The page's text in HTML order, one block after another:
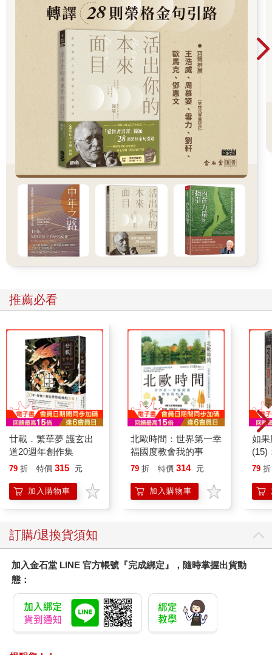
於這短短的一句話。同年，在卡達世界盃小組賽，韓國國家代表
隊爆冷門，擊敗強敵葡萄牙後，韓國國家隊驕傲高舉的太極旗上
也寫著這句話。儘管主力球員連續負傷，再加上葡萄牙籍總教練
保羅．本托（Paulo Bento）領紅牌離場等諸多不利情況，但韓國
國家隊所展現出的「不屈之心」已足以讓所有韓國人熱血沸騰。
這句奇蹟般的話語，出自電玩《英雄聯盟》（League of
Legends）的韓國職業選手Deft（金赫奎）。在這個以職涯短暫著
稱的電競世界裡，金赫奎堅持了整整十年，一路保持亮眼戰績，
卻總與世界冠軍擦肩而過。
他效力的戰隊DRX也是如此。每逢《英雄聯盟》世界大賽開打，
DRX總被視為實力最弱的隊伍。雪上加霜的是，首戰失利後，外
界紛紛冷嘲熱諷，斷言他們很快就會被淘汰出局。然而，在首戰
結束後，面對記者詢問戰敗感想時，Deft堅定地回答：
今天雖然輸了，但只要我們自己不崩潰，一定有機會反敗為勝！
這段訪問經媒體報導，標題正是「重要的是一顆百折不屈的
心」。奇蹟，就從這一刻開始。Deft和DRX戰隊勢如破竹，連戰
皆捷。無論是衛冕戰隊還是被看好奪冠的勁敵，都無法撼動他們
的「不屈之心」。Deft更是用實際行動兌現了自己說過的話，成
──韓國國家代表隊球員同樣成了奇蹟的主角。在確定晉級十六強
賽後，曹圭成選手在採訪中表示：「無論是落後或領先，每當我
默唸那句話，我就能再多跑一步。」孫興慜選手也不吝讚美地
說：「那句話影響了比賽走向，是非常帥氣的一句話。」重要的
是不屈的心。這句話中蘊含的魔力，帶領他們走向奇蹟般的耀眼
勝利。
美國傳奇拳擊英雄穆罕默德．阿里（Muhammad Ali）也是典型例
子。在他還是個籍籍無名的小人物時，他總把「我會成為最強
的！我就是最強的！」掛在嘴邊，媒體當時只覺得他是個吹牛大
王。不過，阿里的表現卻跌破所有人眼鏡。原以為他只是個愛耍
嘴皮子的小毛頭，沒想到他竟然真的接連擊倒眾多職業拳擊高
手。一九六二年，在與美國世界輕量級拳王阿奇．摩爾（Archie
的比賽中，阿里果真在第四回合KO對手。
在經歷幾年的空白期後，年屆三十的阿里重返賽場，他的話語依
然有力。面對四十連勝的美國重量級冠軍喬治．福爾曼（George
大，我會在第八回合結束比賽。」結果真如他所說，他真的在第
八回合擊敗了比自己年輕七歲的福爾曼，取得勝利。
是結合了他的家鄉之名，替他取了個綽號「路易維爾的大嘴
巴」。當記者詢問獲勝祕訣時，他答道：「我有一半的勝利，不
靠拳頭靠話語。」
我也親身體驗過言語的力量。小時候，我的父母在鞋廠工作維持
生計。我們家一直都很貧窮，住在鐵路旁破舊的公寓，每天都要
推薦必看
廿載．繁華夢 護玄出
道20週年創作集
79 折 特價 315 元
加入購物車
北歐時間：世界第一幸
福國度教會我的事
79 折 特價 314 元
加入購物車
如
(15)
貓
79 折
您可能也需要